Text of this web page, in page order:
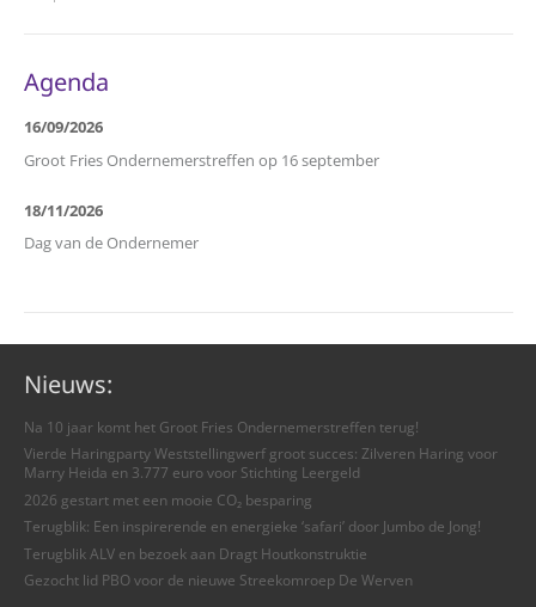
Agenda
16/09/2026
Groot Fries Ondernemerstreffen op 16 september
18/11/2026
Dag van de Ondernemer
Nieuws:
Na 10 jaar komt het Groot Fries Ondernemerstreffen terug!
Vierde Haringparty Weststellingwerf groot succes: Zilveren Haring voor
Marry Heida en 3.777 euro voor Stichting Leergeld
2026 gestart met een mooie CO₂ besparing
Terugblik: Een inspirerende en energieke ‘safari’ door Jumbo de Jong!
Terugblik ALV en bezoek aan Dragt Houtkonstruktie
Gezocht lid PBO voor de nieuwe Streekomroep De Werven